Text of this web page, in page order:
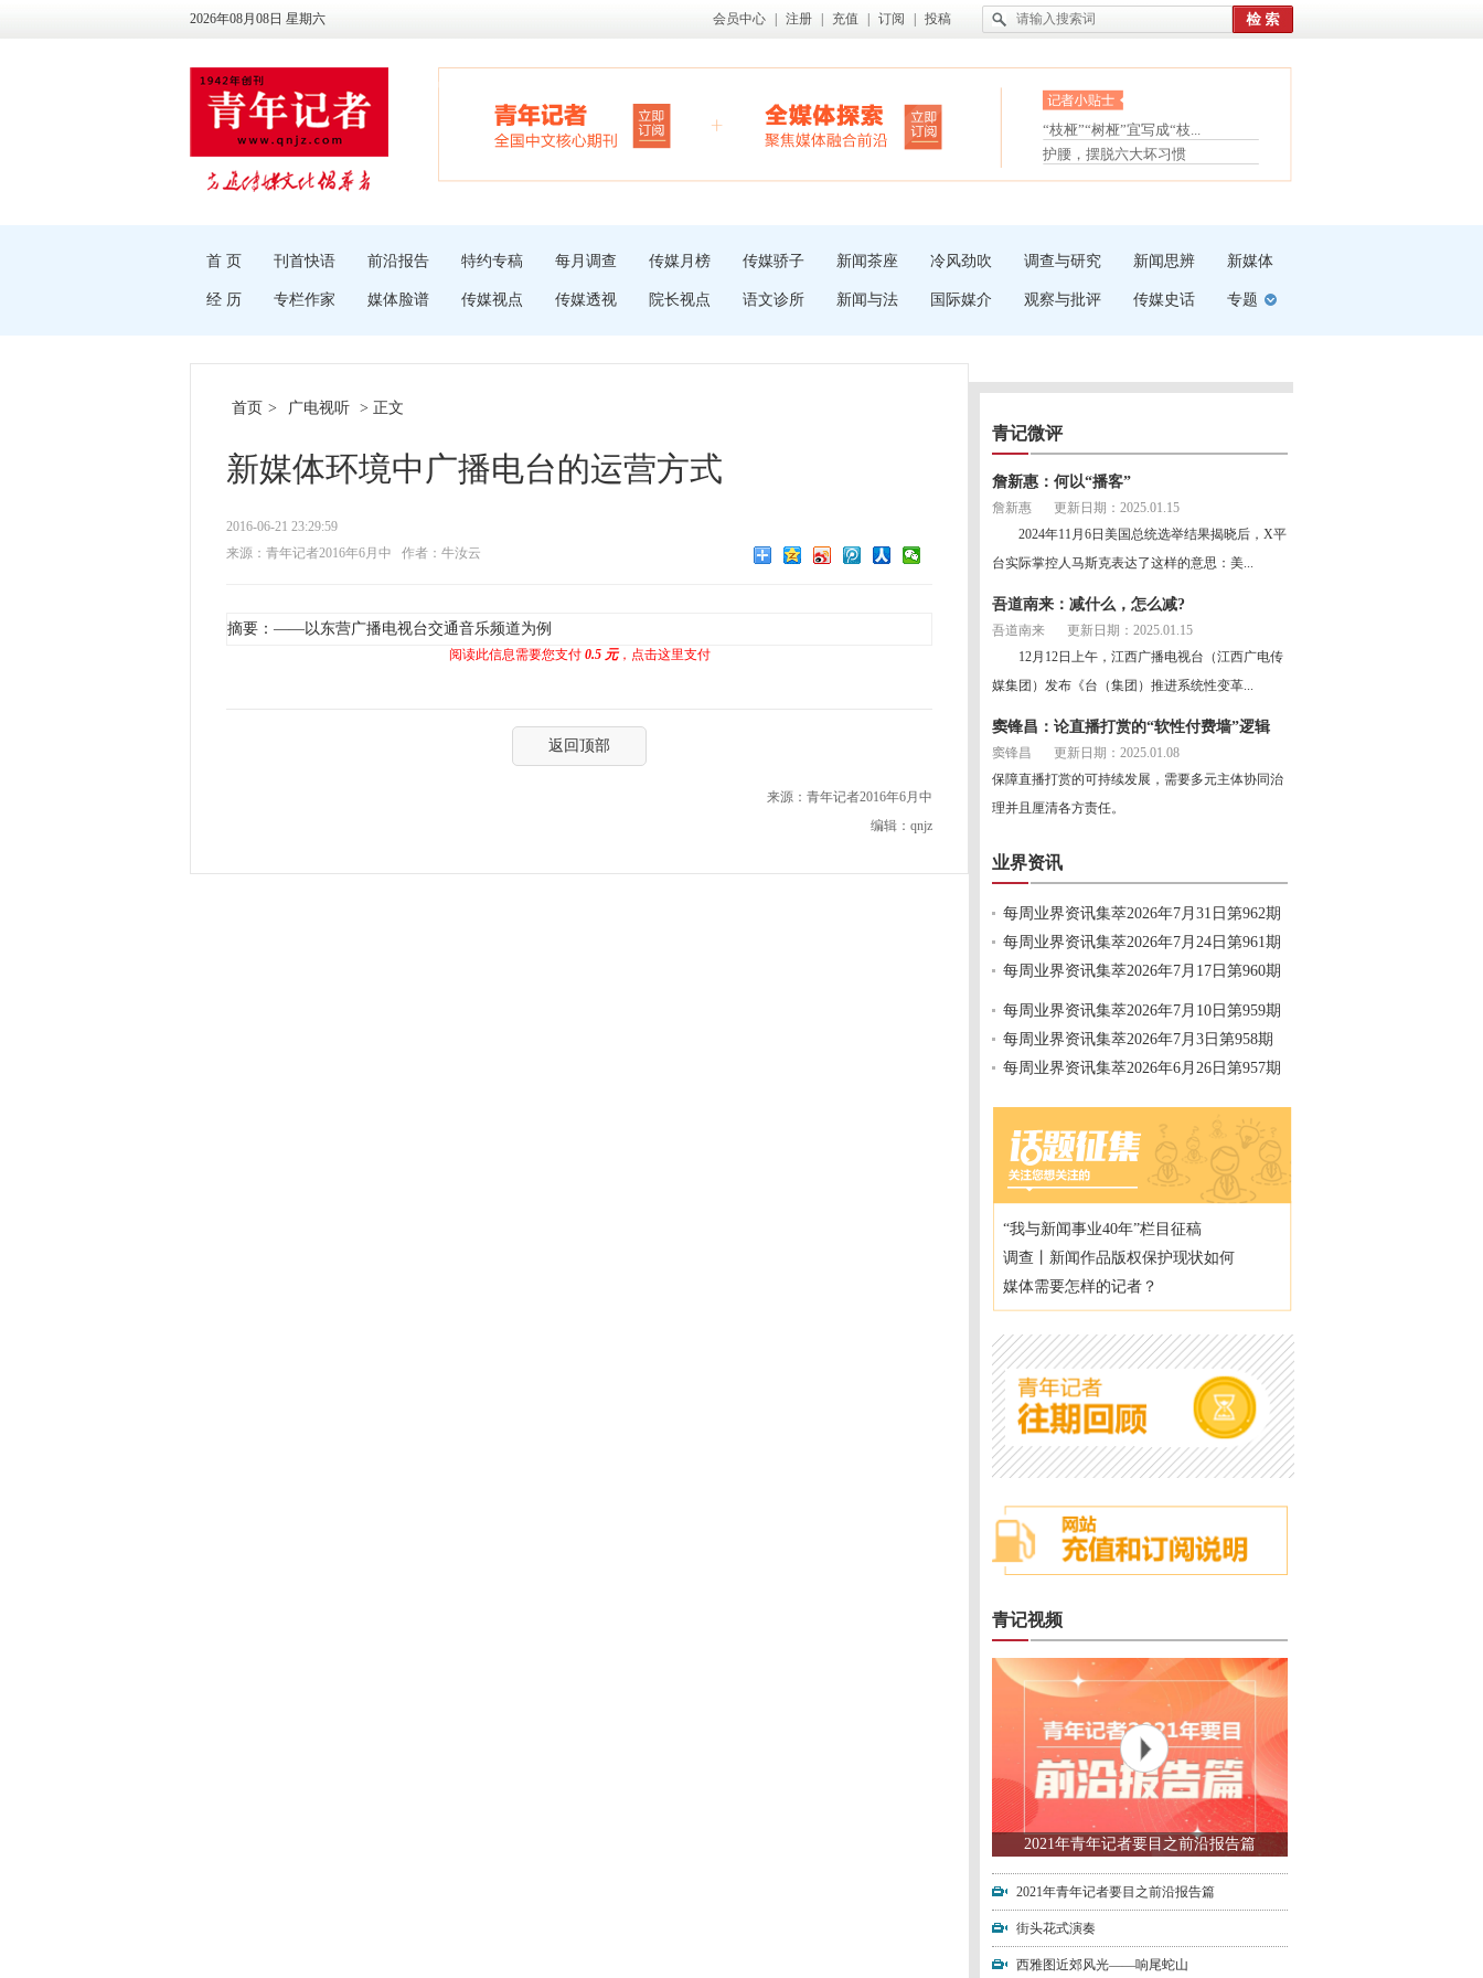
2026年08月08日 星期六 会员中心 注册 充值 订阅 投稿
眼白变红或是结膜下出血
“枝桠”“树桠”宜写成“枝...
夏天缓解疲劳有三招
护腰，摆脱六大坏习惯
受伤了冰敷还是热敷
首 页 刊首快语 前沿报告 特约专稿 每月调查 传媒月榜 传媒骄子 新闻茶座 冷风劲吹 调查与研究 新闻思辨 新媒体
经 历 专栏作家 媒体脸谱 传媒视点 传媒透视 院长视点 语文诊所 新闻与法 国际媒介 观察与批评 传媒史话 专题
首页 > 广电视听 > 正文
新媒体环境中广播电台的运营方式
2016-06-21 23:29:59
来源：青年记者2016年6月中
作者：牛汝云
摘要：——以东营广播电视台交通音乐频道为例
阅读此信息需要您支付 0.5 元，点击这里支付
返回顶部
来源：青年记者2016年6月中
编辑：qnjz
青记微评
詹新惠：何以“播客”
詹新惠
更新日期：2025.01.15
2024年11月6日美国总统选举结果揭晓后，X平
台实际掌控人马斯克表达了这样的意思：美...
吾道南来：减什么，怎么减?
吾道南来
更新日期：2025.01.15
12月12日上午，江西广播电视台（江西广电传
媒集团）发布《台（集团）推进系统性变革...
窦锋昌：论直播打赏的“软性付费墙”逻辑
窦锋昌
更新日期：2025.01.08
保障直播打赏的可持续发展，需要多元主体协同治
理并且厘清各方责任。
业界资讯
每周业界资讯集萃2026年7月31日第962期
每周业界资讯集萃2026年7月24日第961期
每周业界资讯集萃2026年7月17日第960期
每周业界资讯集萃2026年7月10日第959期
每周业界资讯集萃2026年7月3日第958期
每周业界资讯集萃2026年6月26日第957期
“我与新闻事业40年”栏目征稿
调查丨新闻作品版权保护现状如何
媒体需要怎样的记者？
青记视频
2021年青年记者要目之前沿报告篇
2021年青年记者要目之前沿报告篇
街头花式演奏
西雅图近郊风光——响尾蛇山